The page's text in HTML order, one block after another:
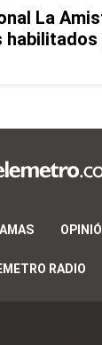
La
habilitados
RADIO